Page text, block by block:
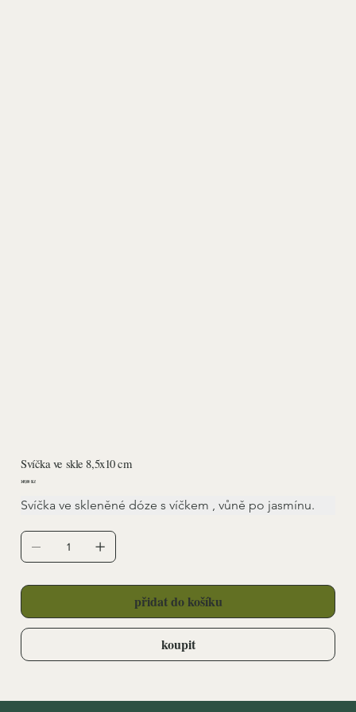
Svíčka ve skle 8,5x10 cm
Cena
145,00 Kč
Svíčka ve skleněné dóze s víčkem , vůně po jasmínu.
přidat do košíku
koupit